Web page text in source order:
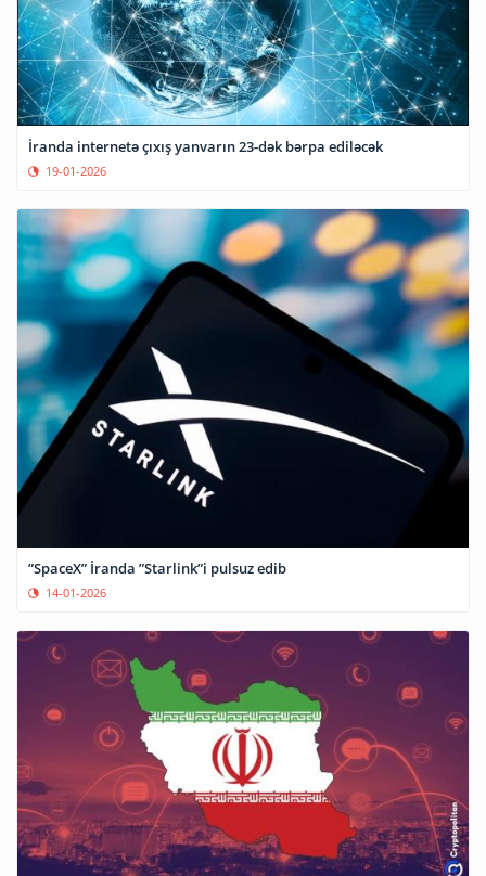
İranda internetə çıxış yanvarın 23-dək bərpa ediləcək
19-01-2026
”SpaceX” İranda ”Starlink”i pulsuz edib
14-01-2026